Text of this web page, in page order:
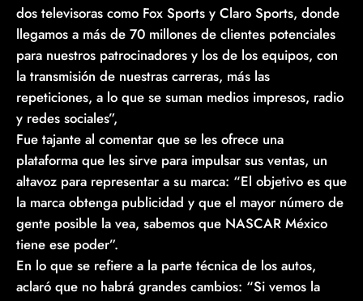
dos televisoras como Fox Sports y Claro Sports, donde
llegamos a más de 70 millones de clientes potenciales
para nuestros patrocinadores y los de los equipos, con
la transmisión de nuestras carreras, más las
repeticiones, a lo que se suman medios impresos, radio
y redes sociales”,
Fue tajante al comentar que se les ofrece una
plataforma que les sirve para impulsar sus ventas, un
altavoz para representar a su marca: “El objetivo es que
la marca obtenga publicidad y que el mayor número de
gente posible la vea, sabemos que NASCAR México
tiene ese poder”.
En lo que se refiere a la parte técnica de los autos,
aclaró que no habrá grandes cambios: “Si vemos la